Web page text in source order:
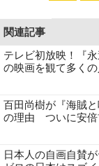
関連記事
テレビ初放映！『
の映画を観て多くの
百田尚樹が『海賊
の理由 ついに安
日本人の自画自賛